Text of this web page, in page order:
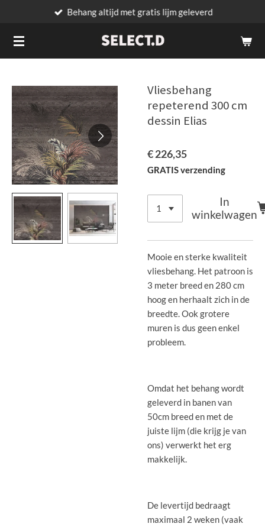
naar
Behang altijd met gratis lijm geleverd
Vliesbehang
repeterend 300 cm
dessin Elias
€ 226,35
GRATIS verzending
In
winkelwagen
Mooie en sterke kwaliteit
vliesbehang. Het patroon is
3 meter breed en 280 cm
hoog en herhaalt zich in de
breedte. Ook grotere
muren is dus geen enkel
probleem.
Omdat het behang wordt
geleverd in banen van
50cm breed en met de
juiste lijm (die krijg je van
ons) verwerkt het erg
makkelijk.
De levertijd bedraagt
maximaal 2 weken (vaak